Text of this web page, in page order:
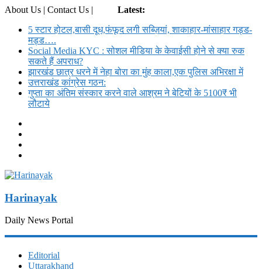
About Us | Contact Us |
Latest:
5 स्टार होटल,बासी दूध,फंफूद लगी सब्ज़ियां, शाकाहार-मांसाहार गड्ड-
मड्ड….
Social Media KYC : सोशल मीडिया के केवाईसी होने से क्या रुक
सकते हैं अपराध?
झारखंड छात्र धरने में नेहा बोरा का मुंह काला,एक पुलिस अभिरक्षा में
उत्तराखंड कांग्रेस गठन:
गुप्ता का अंतिम संस्कार करने वाले आश्रम ने बेटियों के 5100₹ भी
लौटाये
Harinayak
Daily News Portal
Editorial
Uttarakhand